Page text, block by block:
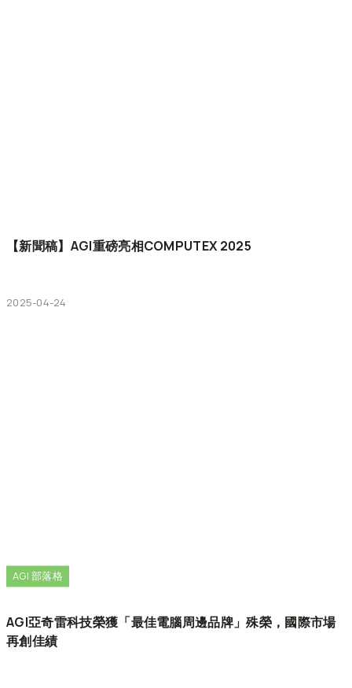
【新聞稿】AGI重磅亮相COMPUTEX 2025
2025-04-24
AGI 部落格
AGI亞奇雷科技榮獲「最佳電腦周邊品牌」殊榮，國際市場
再創佳績